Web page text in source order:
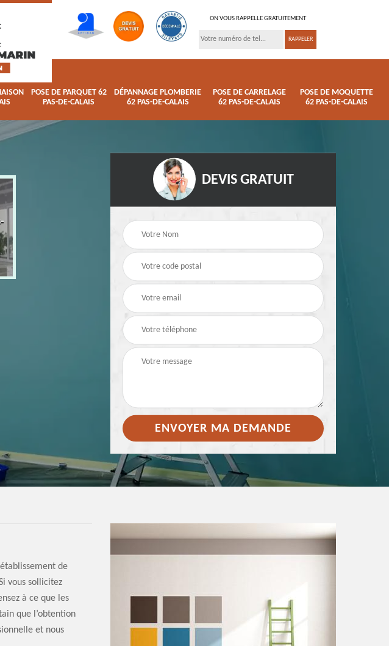
ON VOUS RAPPELLE GRATUITEMENT
POSE DE PARQUET 62
PAS-DE-CALAIS
DÉPANNAGE PLOMBERIE
62 PAS-DE-CALAIS
POSE DE CARRELAGE
62 PAS-DE-CALAIS
POSE DE MOQUETTE
62 PAS-DE-CALAIS
Rénovation de maison
Pose de parquet 62
Dépannage
62 Pas-de-Calais
DEVIS GRATUIT
de
vous sollicitez
à ce que les
que l’obtention
et nous